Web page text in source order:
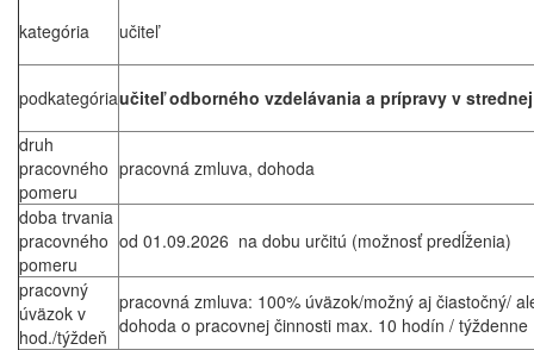
kategória učiteľ
podkategóriaučiteľ odborného vzdelávania a prípravy v
druh
pracovného
pomeru
pracovná zmluva, dohoda
doba trvania
pracovného
pomeru
od 01.09.2026 na dobu určitú (možnosť predĺženia)
pracovný
úväzok v
hod./týždeň
pracovná zmluva: 100% úväzok/možný aj čiastočný/
dohoda o pracovnej činnosti max. 10 hodín / týždenne